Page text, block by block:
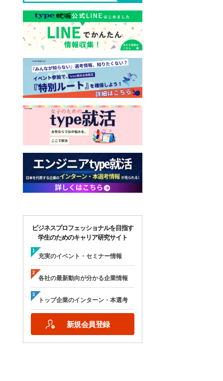
ビジネスプロフェッショナルを目指す
学生のためのキャリア研究サイト
充実のイベント・セミナー情報
各社の最新動向が分かる企業情報
トップ企業のインターン・本選考
新規会員登録